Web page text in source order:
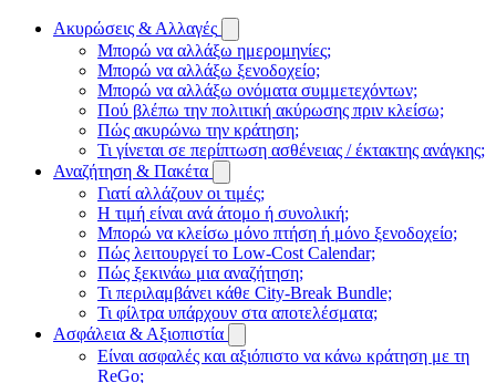
Ακυρώσεις & Αλλαγές
Μπορώ να αλλάξω ημερομηνίες;
Μπορώ να αλλάξω ξενοδοχείο;
Μπορώ να αλλάξω ονόματα συμμετεχόντων;
Πού βλέπω την πολιτική ακύρωσης πριν κλείσω;
Πώς ακυρώνω την κράτηση;
Τι γίνεται σε περίπτωση ασθένειας / έκτακτης ανάγκης;
Αναζήτηση & Πακέτα
Γιατί αλλάζουν οι τιμές;
Η τιμή είναι ανά άτομο ή συνολική;
Μπορώ να κλείσω μόνο πτήση ή μόνο ξενοδοχείο;
Πώς λειτουργεί το Low-Cost Calendar;
Πώς ξεκινάω μια αναζήτηση;
Τι περιλαμβάνει κάθε City-Break Bundle;
Τι φίλτρα υπάρχουν στα αποτελέσματα;
Ασφάλεια & Αξιοπιστία
Είναι ασφαλές και αξιόπιστο να κάνω κράτηση με τη
ReGo;